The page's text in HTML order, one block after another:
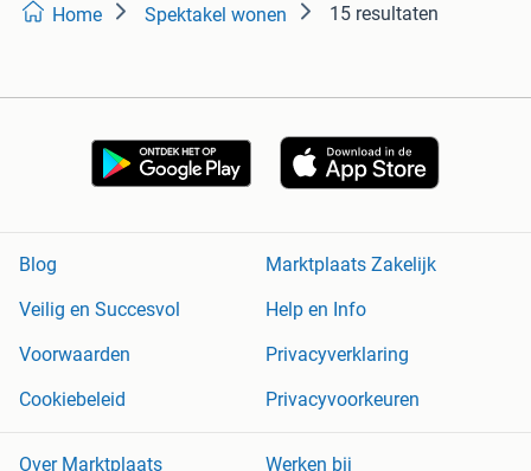
Home Spektakel wonen 15 resultaten
Blog
Marktplaats Zakelijk
Veilig en Succesvol
Help en Info
Voorwaarden
Privacyverklaring
Cookiebeleid
Privacyvoorkeuren
Over Marktplaats Werken bij